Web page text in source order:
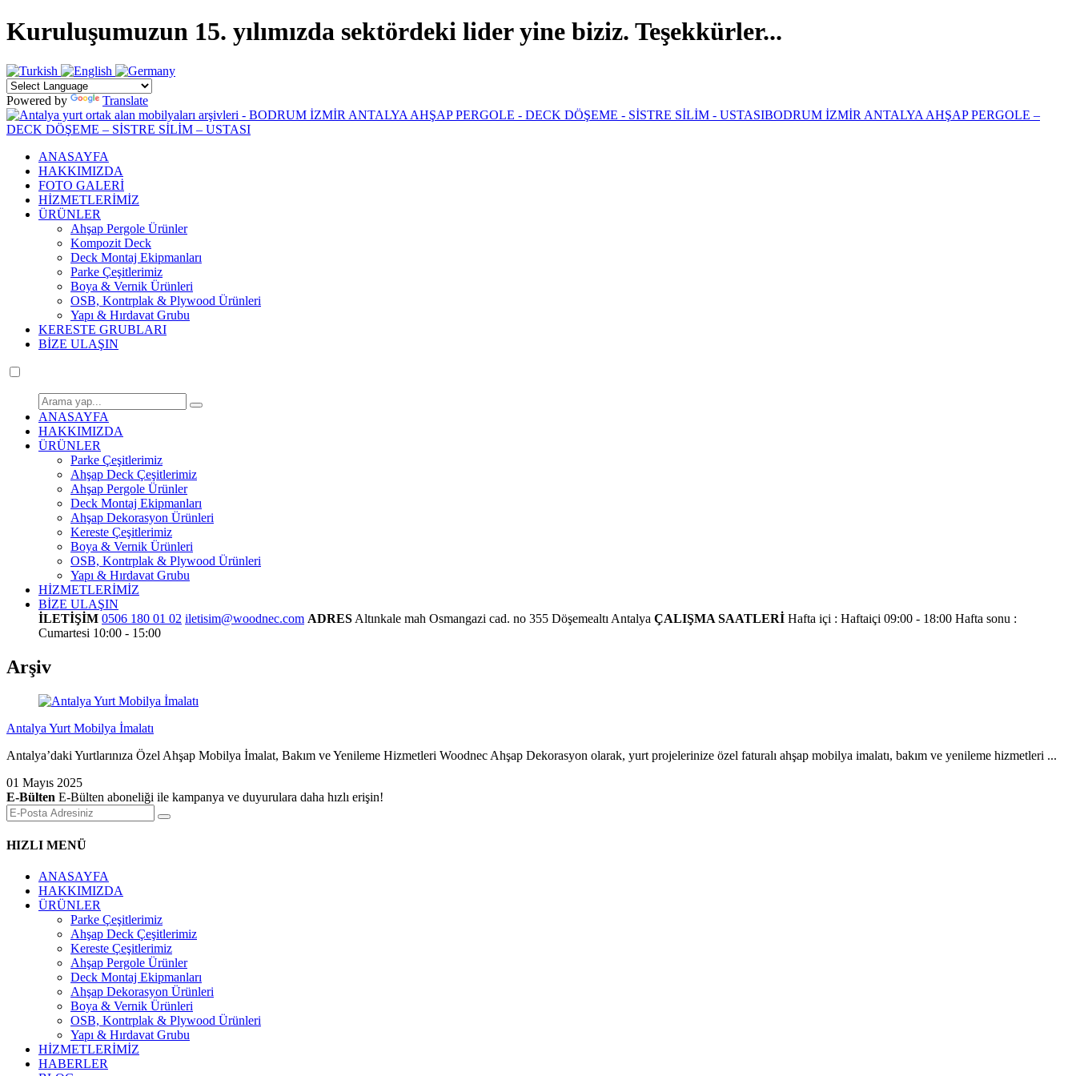
Kuruluşumuzun 15. yılımızda sektördeki lider yine biziz. Teşekkürler...
Powered by Translate
ANASAYFA
HAKKIMIZDA
FOTO GALERİ
HİZMETLERİMİZ
ÜRÜNLER
Ahşap Pergole Ürünler
Kompozit Deck
Deck Montaj Ekipmanları
Parke Çeşitlerimiz
Boya & Vernik Ürünleri
OSB, Kontrplak & Plywood Ürünleri
Yapı & Hırdavat Grubu
KERESTE GRUBLARI
BİZE ULAŞIN
ANASAYFA
HAKKIMIZDA
ÜRÜNLER
Parke Çeşitlerimiz
Ahşap Deck Çeşitlerimiz
Ahşap Pergole Ürünler
Deck Montaj Ekipmanları
Ahşap Dekorasyon Ürünleri
Kereste Çeşitlerimiz
Boya & Vernik Ürünleri
OSB, Kontrplak & Plywood Ürünleri
Yapı & Hırdavat Grubu
HİZMETLERİMİZ
BİZE ULAŞIN
İLETİŞİM 0506 180 01 02 iletisim@woodnec.com ADRES Altınkale mah Osmangazi cad. no 355 Döşemealtı Antalya ÇALIŞMA SAATLERİ Hafta içi : Haftaiçi 09:00 - 18:00 Hafta sonu :
Cumartesi 10:00 - 15:00
Arşiv
Antalya Yurt Mobilya İmalatı
Antalya’daki Yurtlarınıza Özel Ahşap Mobilya İmalat, Bakım ve Yenileme Hizmetleri Woodnec Ahşap Dekorasyon olarak, yurt projelerinize özel faturalı ahşap mobilya imalatı, bakım ve yenileme hizmetleri ...
01 Mayıs 2025
E-Bülten E-Bülten aboneliği ile kampanya ve duyurulara daha hızlı erişin!
HIZLI MENÜ
ANASAYFA
HAKKIMIZDA
ÜRÜNLER
Parke Çeşitlerimiz
Ahşap Deck Çeşitlerimiz
Kereste Çeşitlerimiz
Ahşap Pergole Ürünler
Deck Montaj Ekipmanları
Ahşap Dekorasyon Ürünleri
Boya & Vernik Ürünleri
OSB, Kontrplak & Plywood Ürünleri
Yapı & Hırdavat Grubu
HİZMETLERİMİZ
HABERLER